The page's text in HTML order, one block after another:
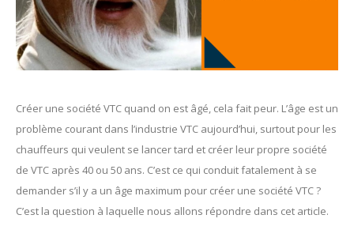
Créer une société VTC quand on est âgé, cela fait peur. L’âge est un
problème courant dans l’industrie VTC aujourd’hui, surtout pour les
chauffeurs qui veulent se lancer tard et créer leur propre société
de VTC après 40 ou 50 ans. C’est ce qui conduit fatalement à se
demander s’il y a un âge maximum pour créer une société VTC ?
C’est la question à laquelle nous allons répondre dans cet article.